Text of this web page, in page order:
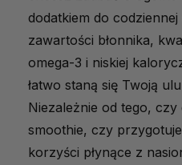
dodatkiem do
zawartości błonnika,
omega-3 i niskiej
łatwo staną się Twoją
Niezależnie od tego,
smoothie, czy
korzyści płynące z